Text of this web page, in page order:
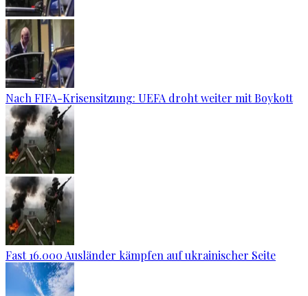
Nach FIFA-Krisensitzung: UEFA droht weiter mit Boykott
Fast 16.000 Ausländer kämpfen auf ukrainischer Seite